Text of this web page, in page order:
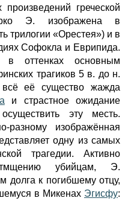
греческой
Э. изображена в
трилогии «Орестея») и в
Софокла и Еврипида.
в оттенках основным
трагиков 5 в. до н.
её существо жажда
и страстное ожидание
эту месть.
изображённая
одну из самых
трагедии. Активно
убийцам, Э.
долга к погибшему отцу,
в Микенах Эгисфу: